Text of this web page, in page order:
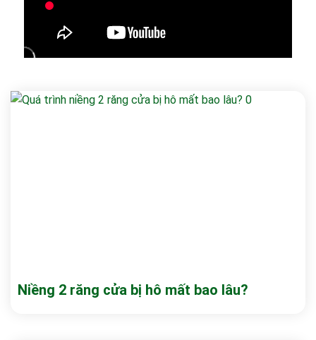
Niềng 2 răng cửa bị hô mất bao lâu?